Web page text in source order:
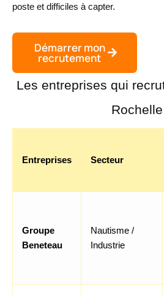
poste et difficiles à capter.
Démarrer mon
recrutement
Les entreprises qui
Rochelle
Entreprises Secteur
Groupe
Beneteau
Nautisme /
Industrie